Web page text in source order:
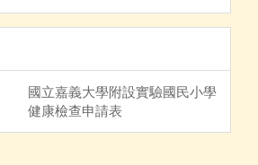
國立嘉義大學附設實驗國民小學
健康檢查申請表